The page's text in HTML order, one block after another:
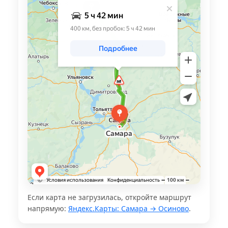
Если карта не загрузилась, откройте маршрут
напрямую: Яндекс.Карты: Самара → Осиново.